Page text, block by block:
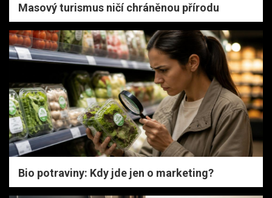
Masový turismus ničí chráněnou přírodu
Bio potraviny: Kdy jde jen o marketing?